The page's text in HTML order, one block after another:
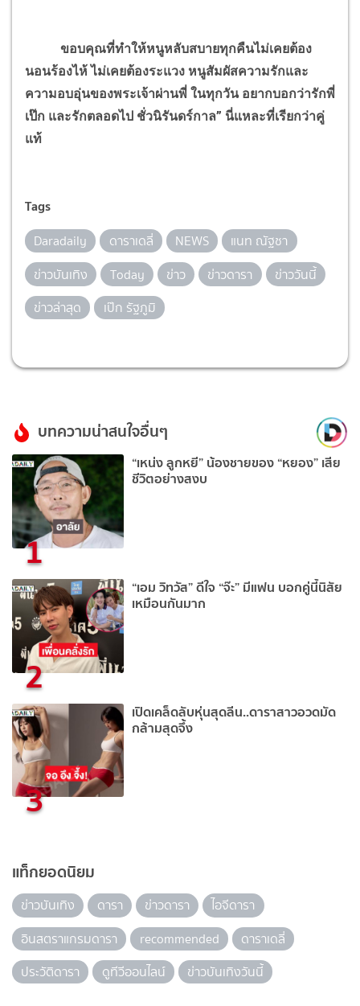
ขอบคุณที่ทำให้หนูหลับสบายทุกคืนไม่เคยต้อง
นอนร้องไห้ ไม่เคยต้องระแวง หนูสัมผัสความรักและ
ความอบอุ่นของพระเจ้าผ่านพี่ ในทุกวัน อยากบอกว่ารักพี่
เป๊ก และรักตลอดไป ชั่วนิรันดร์กาล” นี่แหละที่เรียกว่าคู่
แท้
Tags
Daradaily ดาราเดลี่ NEWS
แนท ณัฐชา
ข่าวบันเทิง
Today ข่าว ข่าวดารา
ข่าววันนี้
ข่าวล่าสุด
เป๊ก รัฐภูมิ
บทความน่าสนใจอื่นๆ
1
“เหน่ง ลูกหยี” น้องชายของ “หยอง” เสีย
ชีวิตอย่างสงบ
2
“เอม วิทวัส” ดีใจ “จ๊ะ” มีแฟน บอกคู่นี้นิสัย
เหมือนกันมาก
3
เปิดเคล็ดลับหุ่นสุดลีน..ดาราสาวอวดมัด
กล้ามสุดจึ้ง
แท็กยอดนิยม
ข่าวบันเทิง ดารา ข่าวดารา
ไอจีดารา
อินสตราแกรมดารา
recommended
ดาราเดลี่
ประวัติดารา
ดูทีวีออนไลน์ ข่าวบันเทิงวันนี้